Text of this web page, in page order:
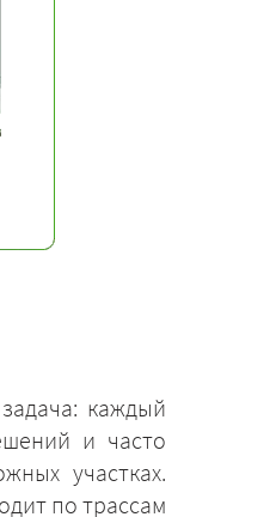
каждый
и часто
участках.
по трассам